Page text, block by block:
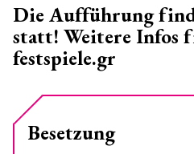
Die Aufführung
statt! Weitere Infos
festspiele.gr
Besetzung